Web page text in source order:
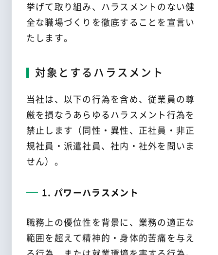
Webでのお問い合わせ
オンラインストア
折兼グループ一覧
挙げて取り組み、ハラスメントのない健
全な職場づくりを徹底することを宣言い
たします。
対象とするハラスメント
当社は、以下の行為を含め、従業員の尊
厳を損なうあらゆるハラスメント行為を
禁止します（同性・異性、正社員・非正
規社員・派遣社員、社内・社外を問いま
せん）。
1. パワーハラスメント
職務上の優位性を背景に、業務の適正な
範囲を超えて精神的・身体的苦痛を与え